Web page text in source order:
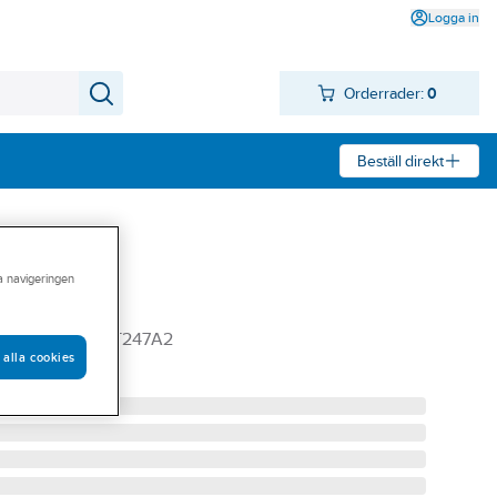
Logga in
Orderrader: 0
Beställ direkt
7.2AH SPUBAT247A2
navigeringen
alla cookies